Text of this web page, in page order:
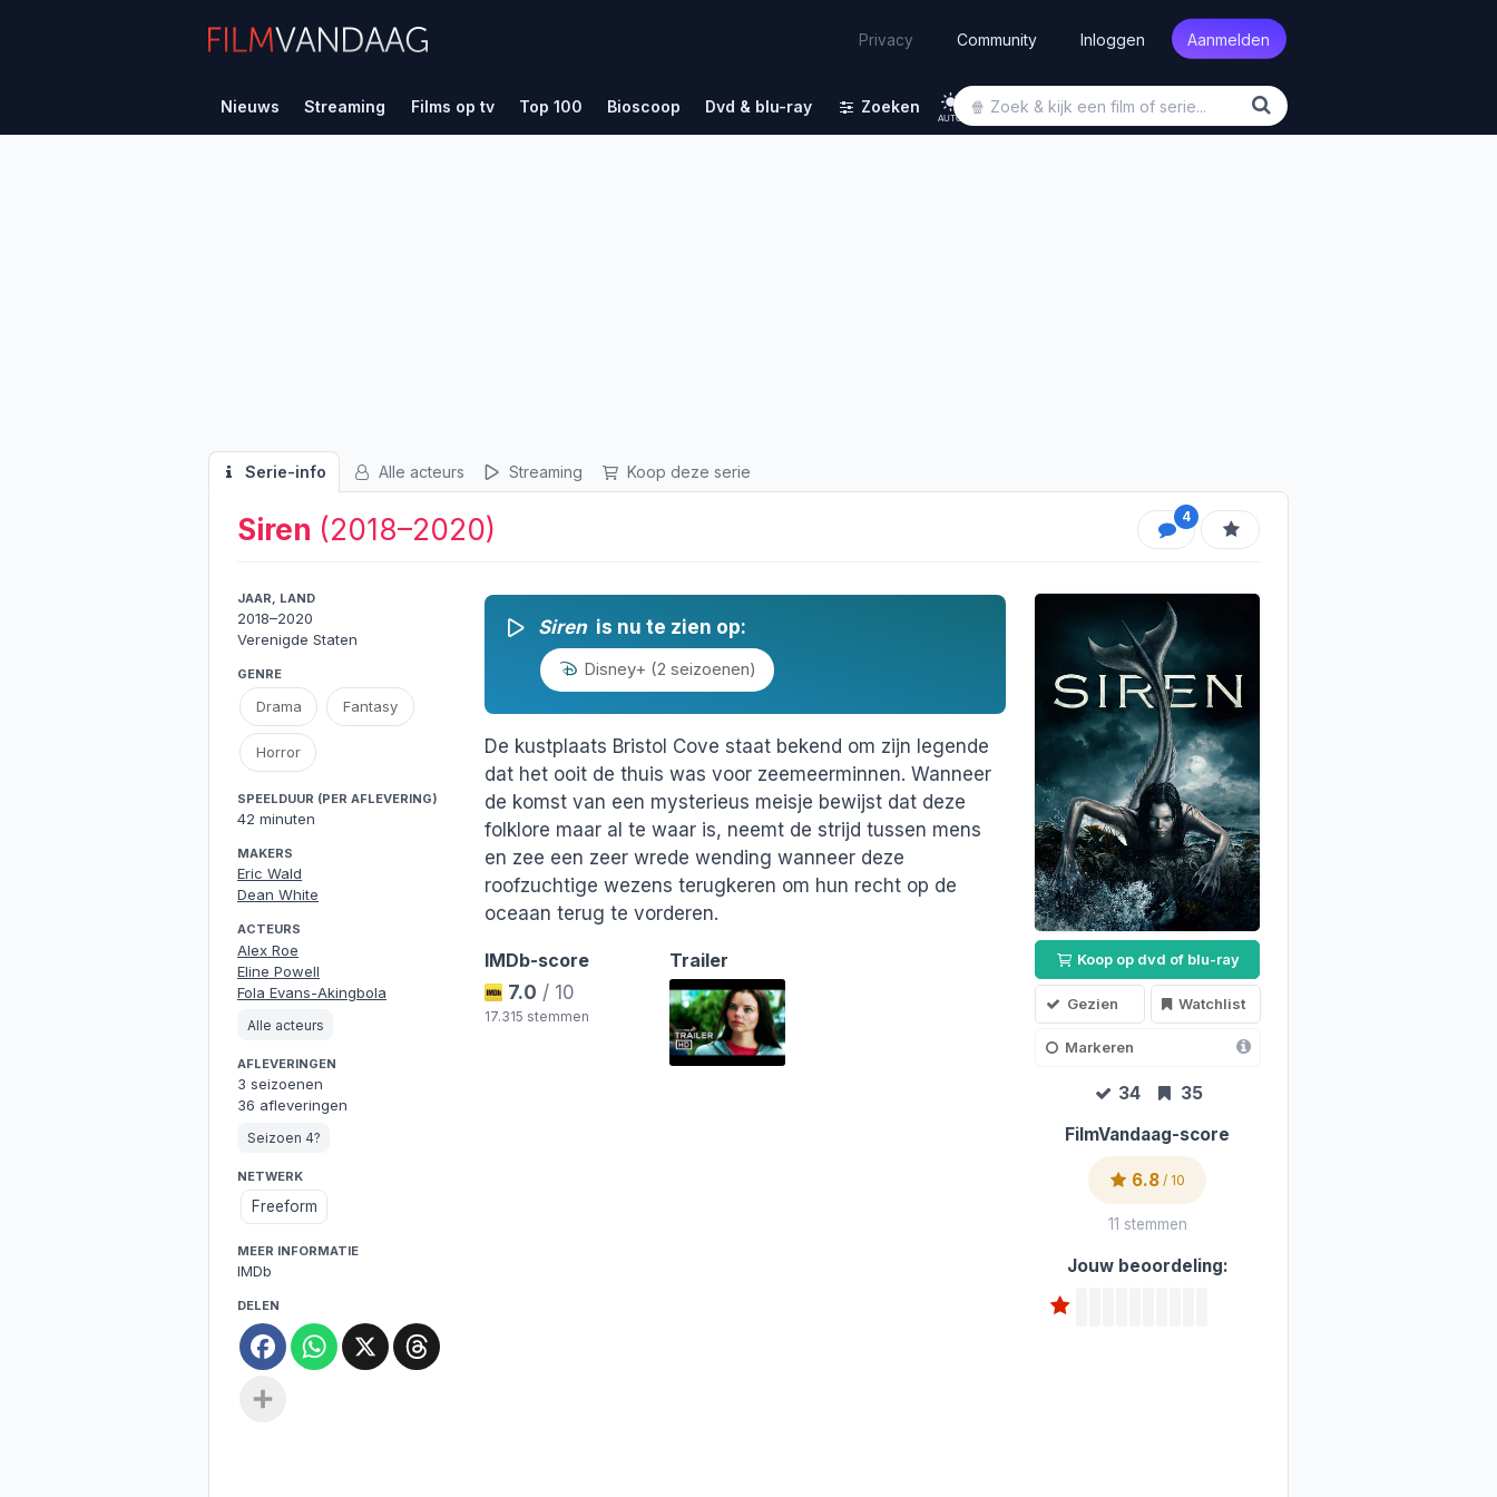
Privacy Community Inloggen Aanmelden
Nieuws Streaming Films op tv Top 100 Bioscoop Dvd & blu-ray Zoeken
AUTO
Serie-info Alle acteurs Streaming Koop deze serie
4
Siren (2018–2020)
JAAR, LAND
2018–2020
Verenigde Staten
GENRE
Drama Fantasy
Horror
SPEELDUUR (PER AFLEVERING)
42 minuten
MAKERS
Eric Wald
Dean White
ACTEURS
Alex Roe
Eline Powell
Fola Evans-Akingbola
Alle acteurs
AFLEVERINGEN
3 seizoenen
36 afleveringen
Seizoen 4?
NETWERK
Freeform
MEER INFORMATIE
IMDb
DELEN
FacebookWhatsApp
X
Siren is nu te zien op:
Disney+ (2 seizoenen)
De kustplaats Bristol Cove staat bekend om zijn legende
dat het ooit de thuis was voor zeemeerminnen. Wanneer
de komst van een mysterieus meisje bewijst dat deze
folklore maar al te waar is, neemt de strijd tussen mens
en zee een zeer wrede wending wanneer deze
roofzuchtige wezens terugkeren om hun recht op de
oceaan terug te vorderen.
IMDb-score
7.0 / 10
17.315 stemmen
Trailer Koop op dvd of blu-ray
Gezien Watchlist
Markeren
34
35
FilmVandaag-score
6.8/ 10
11 stemmen
Jouw beoordeling: